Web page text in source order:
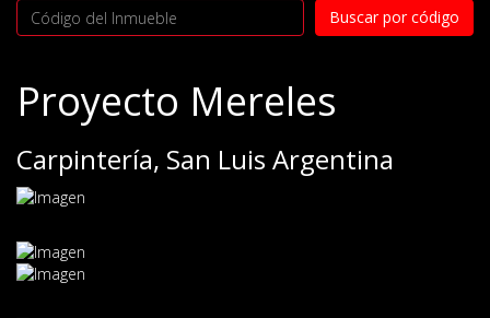
Proyecto Mereles
Carpintería, San Luis Argentina